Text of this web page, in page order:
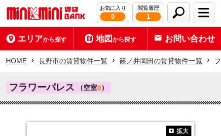
お気に入り
0
閲覧履歴
1
エリアから探す 地図から探す お問い合わせ
HOME 長野市の賃貸物件一覧 篠ノ井岡田の賃貸物件一覧
フラワーパレス （空室0）
拡大